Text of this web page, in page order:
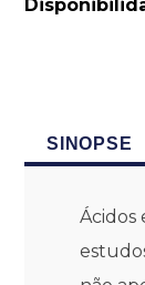
SINOPSE
Ácidos